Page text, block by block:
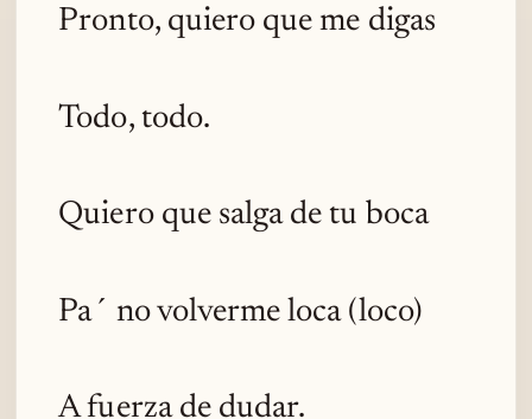
Pronto, quiero que me digas
Todo, todo.
Quiero que salga de tu boca
Pa´ no volverme loca (loco)
A fuerza de dudar.